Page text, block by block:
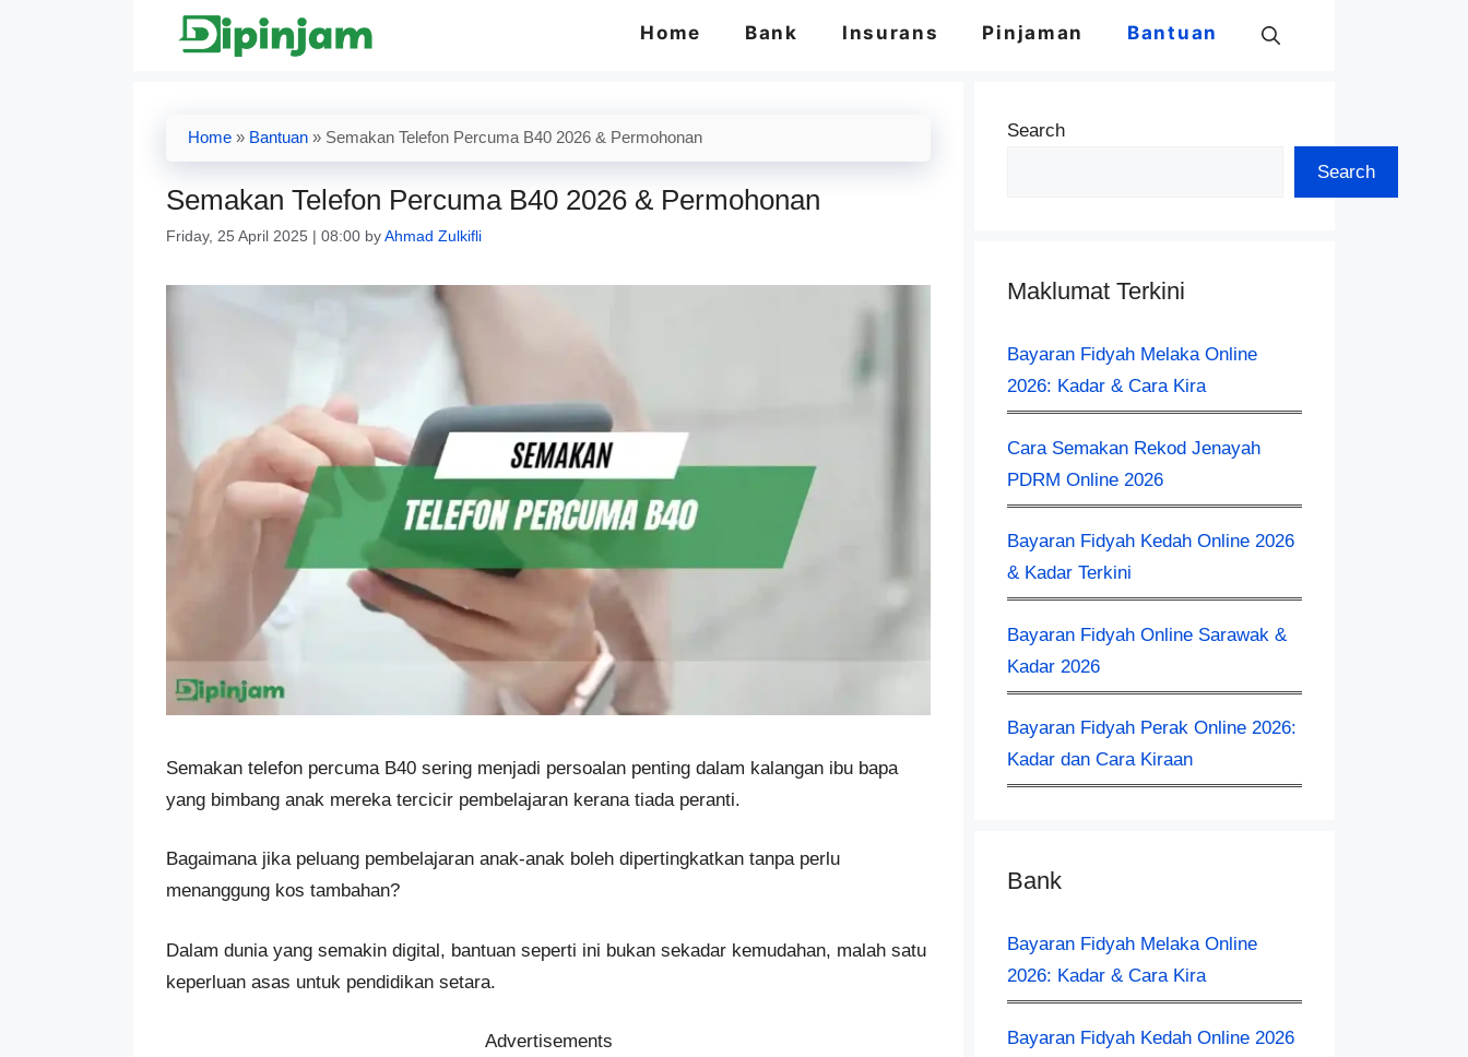
Home Bank Insurans Pinjaman Bantuan
Home » Bantuan » Semakan Telefon Percuma B40 2026 & Permohonan
Semakan Telefon Percuma B40 2026 & Permohonan
Friday, 25 April 2025 | 08:00 byAhmad Zulkifli
Semakan telefon percuma B40 sering menjadi persoalan penting dalam kalangan ibu bapa
yang bimbang anak mereka tercicir pembelajaran kerana tiada peranti.
Bagaimana jika peluang pembelajaran anak-anak boleh dipertingkatkan tanpa perlu
menanggung kos tambahan?
Dalam dunia yang semakin digital, bantuan seperti ini bukan sekadar kemudahan, malah satu
keperluan asas untuk pendidikan setara.
Advertisements
Search
Search
Maklumat Terkini
Bayaran Fidyah Melaka Online
2026: Kadar & Cara Kira
Cara Semakan Rekod Jenayah
PDRM Online 2026
Bayaran Fidyah Kedah Online 2026
& Kadar Terkini
Bayaran Fidyah Online Sarawak &
Kadar 2026
Bayaran Fidyah Perak Online 2026:
Kadar dan Cara Kiraan
Bank
Bayaran Fidyah Melaka Online
2026: Kadar & Cara Kira
Bayaran Fidyah Kedah Online 2026